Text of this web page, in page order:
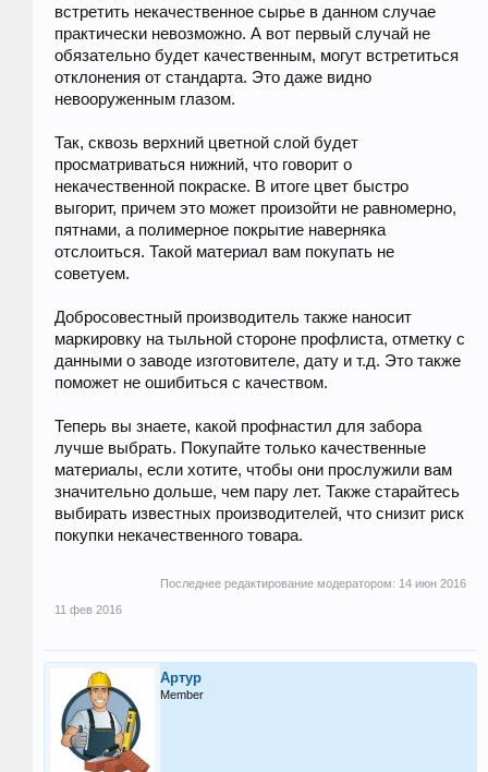
встретить некачественное сырье в данном случае
практически невозможно. А вот первый случай не
обязательно будет качественным, могут встретиться
отклонения от стандарта. Это даже видно
невооруженным глазом.
Так, сквозь верхний цветной слой будет
просматриваться нижний, что говорит о
некачественной покраске. В итоге цвет быстро
выгорит, причем это может произойти не равномерно,
пятнами, а полимерное покрытие наверняка
отслоиться. Такой материал вам покупать не
советуем.
Добросовестный производитель также наносит
маркировку на тыльной стороне профлиста, отметку с
данными о заводе изготовителе, дату и т.д. Это также
поможет не ошибиться с качеством.
Теперь вы знаете, какой профнастил для забора
лучше выбрать. Покупайте только качественные
материалы, если хотите, чтобы они прослужили вам
значительно дольше, чем пару лет. Также старайтесь
выбирать известных производителей, что снизит риск
покупки некачественного товара.
Последнее редактирование модератором: 14 июн 2016
11 фев 2016
Артур
Member